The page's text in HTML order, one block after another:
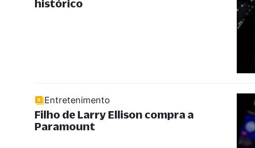
histórico
Entretenimento
Filho de Larry Ellison compra a
Paramount